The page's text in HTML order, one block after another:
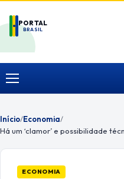
PORTAL
BRASIL
Menu
Início/Economia/
ECONOMIA